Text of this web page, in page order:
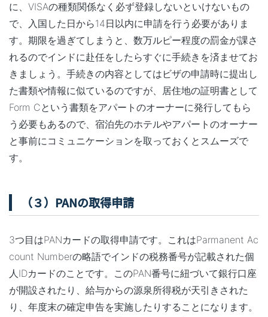
に、VISAの種類関係なく必ず登録しないといけないもの
で、入国した日から14日以内に申請を行う必要がありま
す。期限を過ぎてしまうと、数万ルピー程度の罰金が課さ
れるのでインドに赴任をしたらすぐに手続きを済ませてお
きましょう。手続きの内容としてはビザの申請時に提出し
た書類や情報に似ているのですが、居住地の証明書として
Form Cという書類をアパートのオーナーに発行してもら
う必要もあるので、宿泊先のホテルやアパートのオーナー
と事前にコミュニケーションを取っておくとスムーズで
す。
（３）PANの取得申請
3つ目はPANカードの取得申請です。これはParmanent Ac
count Numberの略語でインドの税務番号が記載された個
人IDカードのことです。このPAN番号に紐づいて銀行口座
が開設されたり、給与からの源泉所得税が天引きされた
り、年度末の確定申告を実施したりすることになります。